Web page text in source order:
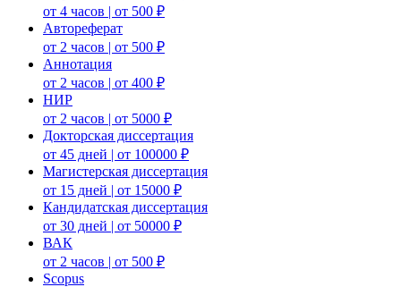
от 4 часов | от 500 ₽
Автореферат
от 2 часов | от 500 ₽
Аннотация
от 2 часов | от 400 ₽
НИР
от 2 часов | от 5000 ₽
Докторская диссертация
от 45 дней | от 100000 ₽
Магистерская диссертация
от 15 дней | от 15000 ₽
Кандидатская диссертация
от 30 дней | от 50000 ₽
ВАК
от 2 часов | от 500 ₽
Scopus